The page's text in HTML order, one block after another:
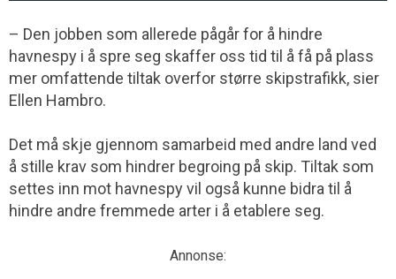
– Den jobben som allerede pågår for å hindre
havnespy i å spre seg skaffer oss tid til å få på plass
mer omfattende tiltak overfor større skipstrafikk, sier
Ellen Hambro.
Det må skje gjennom samarbeid med andre land ved
å stille krav som hindrer begroing på skip. Tiltak som
settes inn mot havnespy vil også kunne bidra til å
hindre andre fremmede arter i å etablere seg.
Annonse: